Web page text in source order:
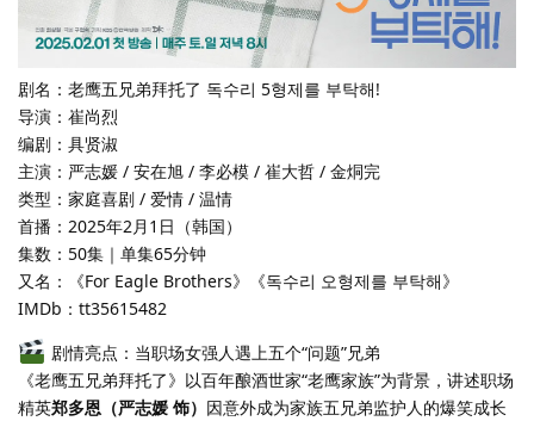
剧名：老鹰五兄弟拜托了 독수리 5형제를 부탁해!
导演：崔尚烈
编剧：具贤淑
主演：严志媛 / 安在旭 / 李必模 / 崔大哲 / 金烔完
类型：家庭喜剧 / 爱情 / 温情
首播：2025年2月1日（韩国）
集数：50集｜单集65分钟
又名：《For Eagle Brothers》《독수리 오형제를 부탁해》
IMDb：tt35615482
剧情亮点：当职场女强人遇上五个“问题”兄弟
《老鹰五兄弟拜托了》以百年酿酒世家“老鹰家族”为背景，讲述职场
精英郑多恩（严志媛 饰） 因意外成为家族五兄弟监护人的爆笑成长